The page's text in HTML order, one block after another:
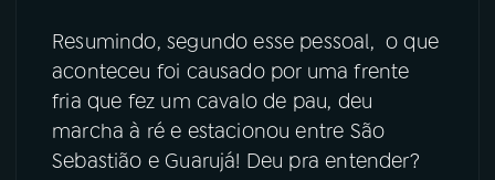
Resumindo, segundo esse pessoal, o que
aconteceu foi causado por uma frente
fria que fez um cavalo de pau, deu
marcha à ré e estacionou entre São
Sebastião e Guarujá! Deu pra entender?